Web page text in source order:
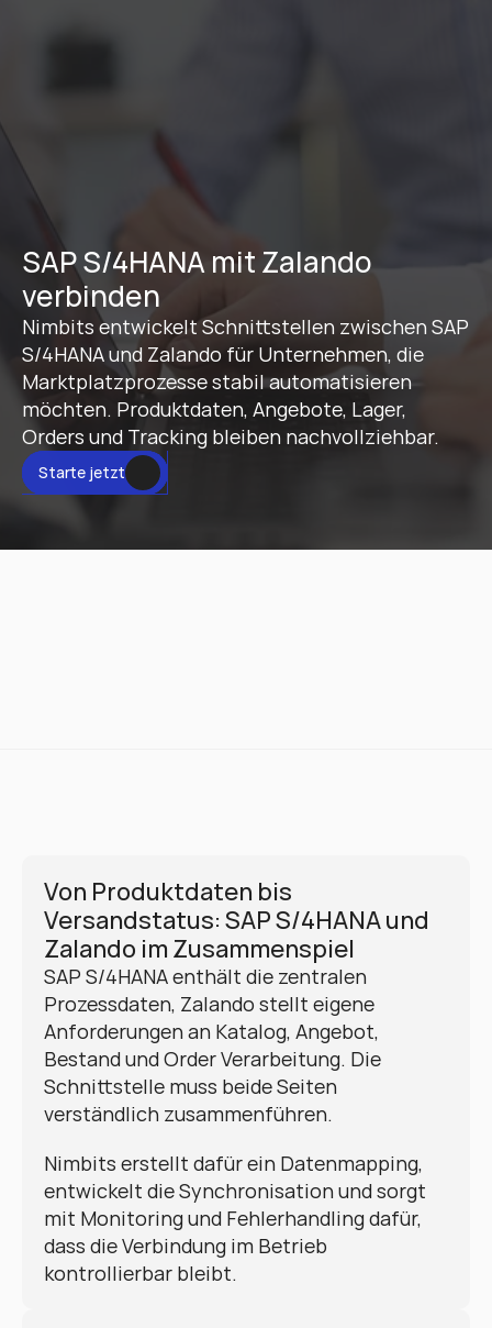
SAP S/4HANA mit Zalando
verbinden
Nimbits entwickelt Schnittstellen zwischen SAP
S/4HANA und Zalando für Unternehmen, die
Marktplatzprozesse stabil automatisieren
möchten. Produktdaten, Angebote, Lager,
Orders und Tracking bleiben nachvollziehbar.
Starte jetzt
Von Produktdaten bis
Versandstatus: SAP S/4HANA und
Zalando im Zusammenspiel
SAP S/4HANA enthält die zentralen
Prozessdaten, Zalando stellt eigene
Anforderungen an Katalog, Angebot,
Bestand und Order Verarbeitung. Die
Schnittstelle muss beide Seiten
verständlich zusammenführen.
Nimbits erstellt dafür ein Datenmapping,
entwickelt die Synchronisation und sorgt
mit Monitoring und Fehlerhandling dafür,
dass die Verbindung im Betrieb
kontrollierbar bleibt.